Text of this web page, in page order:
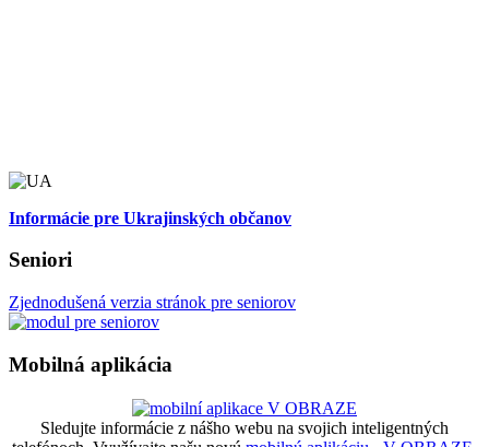
Informácie pre Ukrajinských občanov
Seniori
Zjednodušená verzia stránok pre seniorov
Mobilná aplikácia
Sledujte informácie z nášho webu na svojich inteligentných